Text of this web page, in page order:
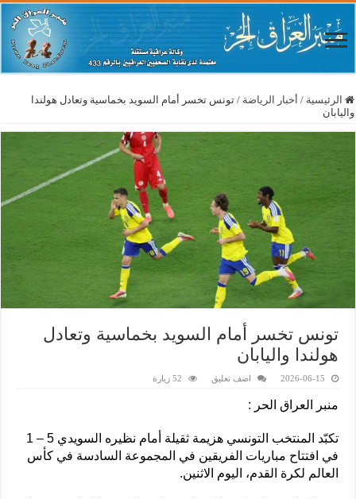
الرئيسية / أخبار الرياضة / تونس تخسر أمام السويد بخماسية وتعادل هولندا
واليابان
تونس تخسر أمام السويد بخماسية وتعادل
هولندا واليابان
2026-06-15 اضف تعليق 52 زيارة
منبر العراق الحر :
تكبّد المنتخب التونسي هزيمة ثقيلة أمام نظيره السويدي 5 – 1
في افتتاح مباريات الفريقين في المجموعة السادسة في كأس
العالم لكرة القدم، اليوم الاثنين.